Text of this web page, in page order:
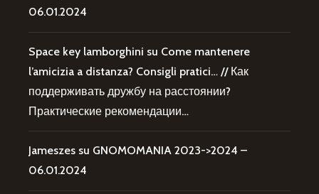
06.01.2024
Space key lamborghini su Come mantenere
l’amicizia a distanza? Consigli pratici… // Как
поддерживать дружбу на расстоянии?
Практические рекомендации…
Jameszes su GNOMOMANIA 2023->2024 –
06.01.2024